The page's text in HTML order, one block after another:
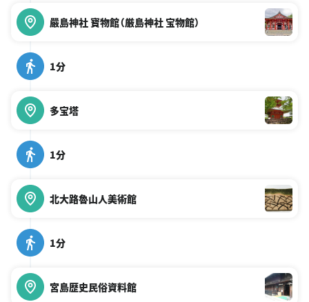
嚴島神社 寶物館（厳島神社 宝物館）
1分
多宝塔
1分
北大路魯山人美術館
1分
宮島歴史民俗資料館